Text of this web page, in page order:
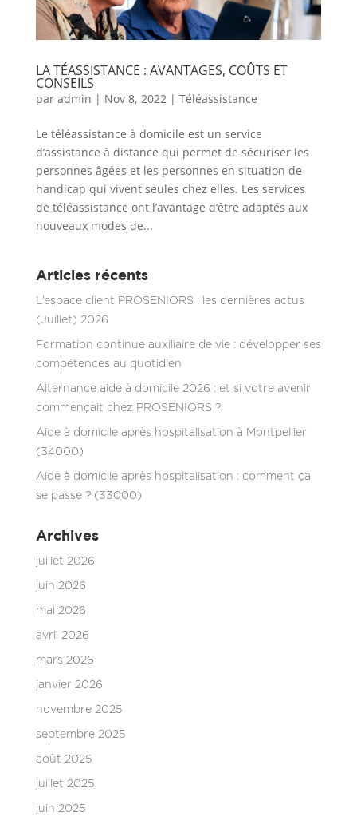
LA TÉASSISTANCE : AVANTAGES, COÛTS ET
CONSEILS
par admin | Nov 8, 2022| Téléassistance
Le téléassistance à domicile est un service
d’assistance à distance qui permet de sécuriser les
personnes âgées et les personnes en situation de
handicap qui vivent seules chez elles. Les services
de téléassistance ont l’avantage d’être adaptés aux
nouveaux modes de...
Articles récents
L’espace client PROSENIORS : les dernières actus
(Juillet) 2026
Formation continue auxiliaire de vie : développer ses
compétences au quotidien
Alternance aide à domicile 2026 : et si votre avenir
commençait chez PROSENIORS ?
Aide à domicile après hospitalisation à Montpellier
(34000)
Aide à domicile après hospitalisation : comment ça
se passe ? (33000)
Archives
juillet 2026
juin 2026
mai 2026
avril 2026
mars 2026
janvier 2026
novembre 2025
septembre 2025
août 2025
juillet 2025
juin 2025